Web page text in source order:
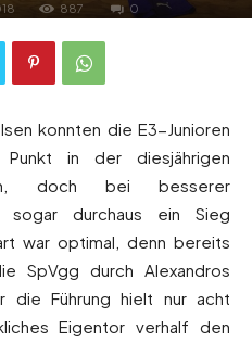
887 0
konnten die E3-Junioren
in der diesjährigen
doch bei besserer
sogar durchaus ein Sieg
war optimal, denn bereits
SpVgg durch Alexandros
die Führung hielt nur acht
Eigentor verhalf den